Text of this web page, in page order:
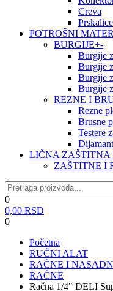
Creva
Prskalice
POTROŠNI
BURGIJE+-
Burgije
Burgije
Burgije
Burgije
REZNE I
Rezne
Brusne
Testere
LIČNA ZAŠTITNA
ZAŠTITNE I
0
0,00 RSD
0
Početna
RUČNI ALAT
RAČNE I
RAČNE
Račna 1/4" DELI